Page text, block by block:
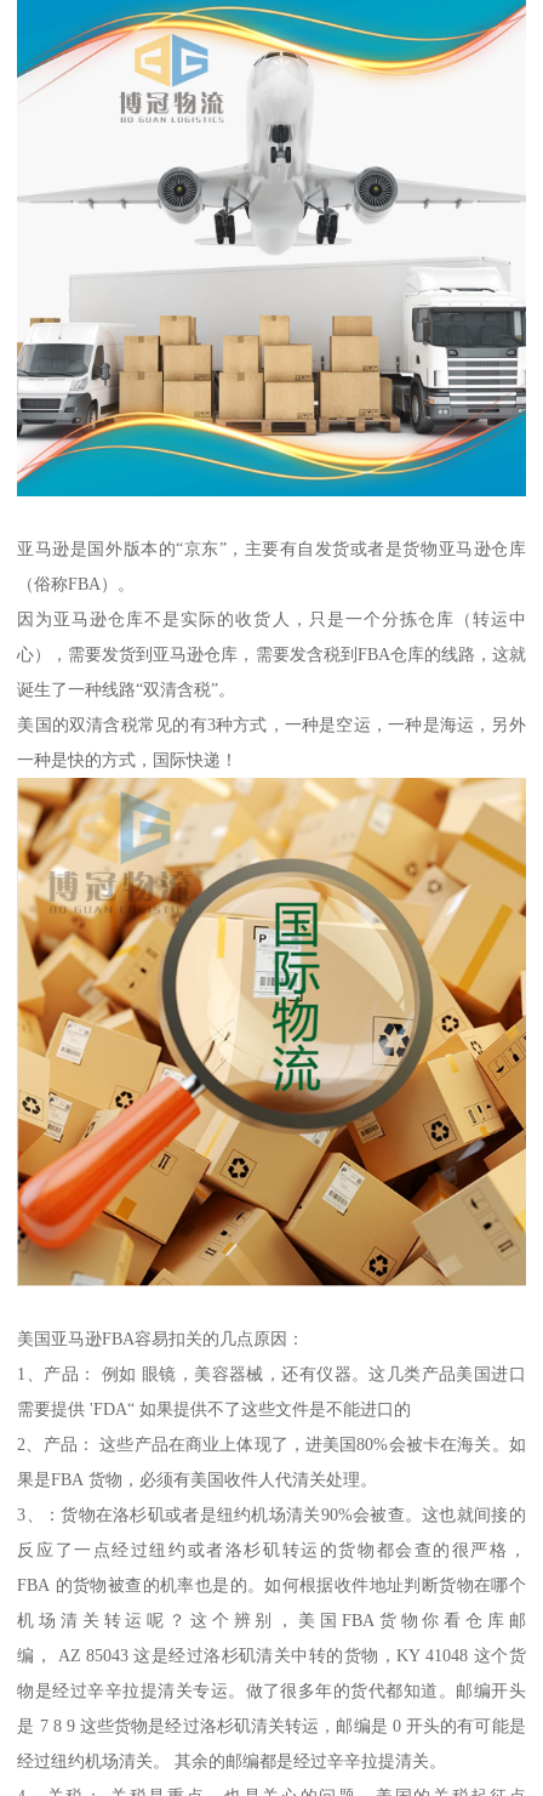
亚马逊是国外版本的“京东”，主要有自发货或者是货物亚马逊仓库
（俗称FBA）。
因为亚马逊仓库不是实际的收货人，只是一个分拣仓库（转运中
心），需要发货到亚马逊仓库，需要发含税到FBA仓库的线路，这就
诞生了一种线路“双清含税”。
美国的双清含税常见的有3种方式，一种是空运，一种是海运，另外
一种是快的方式，国际快递！
美国亚马逊FBA容易扣关的几点原因：
1、产品： 例如 眼镜，美容器械，还有仪器。这几类产品美国进口
需要提供 'FDA“ 如果提供不了这些文件是不能进口的
2、产品： 这些产品在商业上体现了，进美国80%会被卡在海关。如
果是FBA 货物，必须有美国收件人代清关处理。
3、：货物在洛杉矶或者是纽约机场清关90%会被查。这也就间接的
反应了一点经过纽约或者洛杉矶转运的货物都会查的很严格，
FBA 的货物被查的机率也是的。如何根据收件地址判断货物在哪个
机场清关转运呢？这个辨别，美国FBA货物你看仓库邮
编， AZ 85043 这是经过洛杉矶清关中转的货物，KY 41048 这个货
物是经过辛辛拉提清关专运。做了很多年的货代都知道。邮编开头
是 7 8 9 这些货物是经过洛杉矶清关转运，邮编是 0 开头的有可能是
经过纽约机场清关。 其余的邮编都是经过辛辛拉提清关。